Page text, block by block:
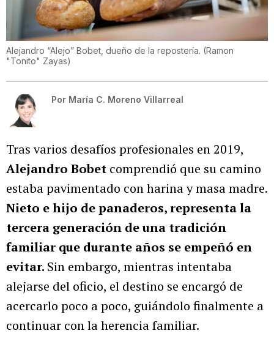
Alejandro “Alejo” Bobet, dueño de la repostería. (Ramon
"Tonito" Zayas)
Por María C. Moreno Villarreal
Tras varios desafíos profesionales en 2019,
Alejandro Bobet comprendió que su camino
estaba pavimentado con harina y masa madre.
Nieto e hijo de panaderos, representa la
tercera generación de una tradición
familiar que durante años se empeñó en
evitar. Sin embargo, mientras intentaba
alejarse del oficio, el destino se encargó de
acercarlo poco a poco, guiándolo finalmente a
continuar con la herencia familiar.